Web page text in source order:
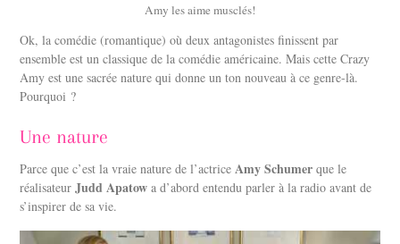
Amy les aime musclés!
Ok, la comédie (romantique) où deux antagonistes finissent par
ensemble est un classique de la comédie américaine. Mais cette Crazy
Amy est une sacrée nature qui donne un ton nouveau à ce genre-là.
Pourquoi ?
Une nature
Parce que c’est la vraie nature de l’actriceAmy Schumer que le
réalisateurJudd Apatow a d’abord entendu parler à la radio avant de
s’inspirer de sa vie.